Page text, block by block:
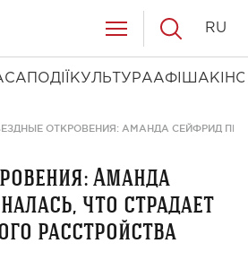
ПОДІЇ КУЛЬТУРААФІША КІНО
RU
ОТКРОВЕНИЯ: АМАНДА СЕЙФРИД
Аманда
что страдает
расстройства